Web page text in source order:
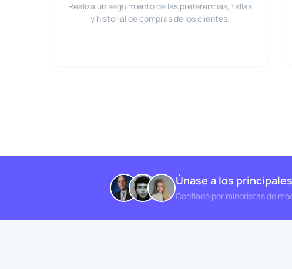
Realiza un seguimiento de las preferencias, tallas
y historial de compras de los clientes.
Únase a los
Confiado por minoristas de